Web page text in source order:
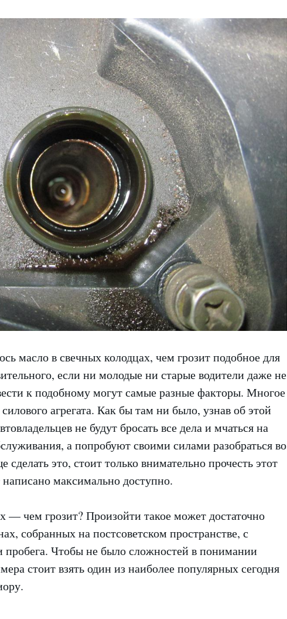
масло в свечных колодцах, чем грозит подобное для
если ни молодые ни старые водители даже не
к подобному могут самые разные факторы. Многое
агрегата. Как бы там ни было, узнав об этой
не будут бросать все дела и мчаться на
а попробуют своими силами разобраться во
это, стоит только внимательно прочесть этот
написано максимально доступно.
— чем грозит? Произойти такое может достаточно
собранных на постсоветском пространстве, с
Чтобы не было сложностей в понимании
стоит взять один из наиболее популярных сегодня